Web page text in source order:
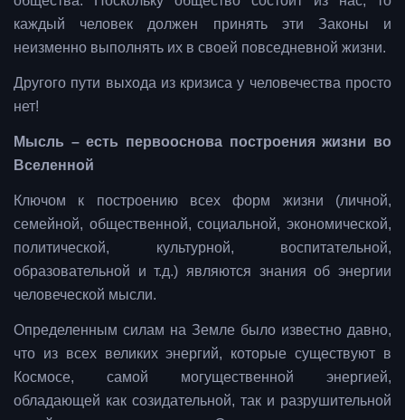
каждый человек должен принять эти Законы и
неизменно выполнять их в своей повседневной жизни.
Другого пути выхода из кризиса у человечества просто
нет!
Мысль – есть первооснова построения жизни во
Вселенной
Ключом к построению всех форм жизни (личной,
семейной, общественной, социальной, экономической,
политической, культурной, воспитательной,
образовательной и т.д.) являются знания об энергии
человеческой мысли.
Определенным силам на Земле было известно давно,
что из всех великих энергий, которые существуют в
Космосе, самой могущественной энергией,
обладающей как созидательной, так и разрушительной